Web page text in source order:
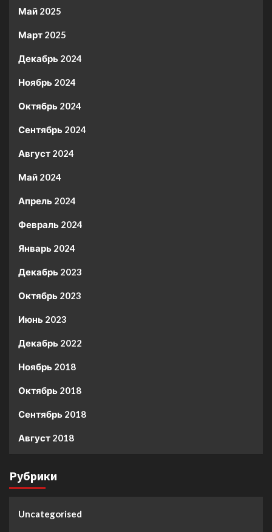
Май 2025
Март 2025
Декабрь 2024
Ноябрь 2024
Октябрь 2024
Сентябрь 2024
Август 2024
Май 2024
Апрель 2024
Февраль 2024
Январь 2024
Декабрь 2023
Октябрь 2023
Июнь 2023
Декабрь 2022
Ноябрь 2018
Октябрь 2018
Сентябрь 2018
Август 2018
Рубрики
Uncategorised